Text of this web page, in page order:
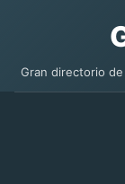
Gran directorio de